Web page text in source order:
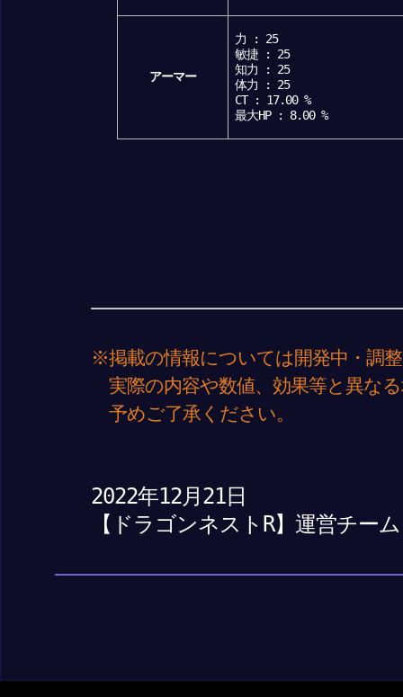
アーマー
力 : 25
敏捷 : 25
知力 : 25
体力 : 25
CT : 17.00 %
最大HP : 8.00 %
※掲載の情報については開発中・調
実際の内容や数値、効果等と異な
予めご了承ください。
2022年12月21日
【ドラゴンネストR】運営チーム